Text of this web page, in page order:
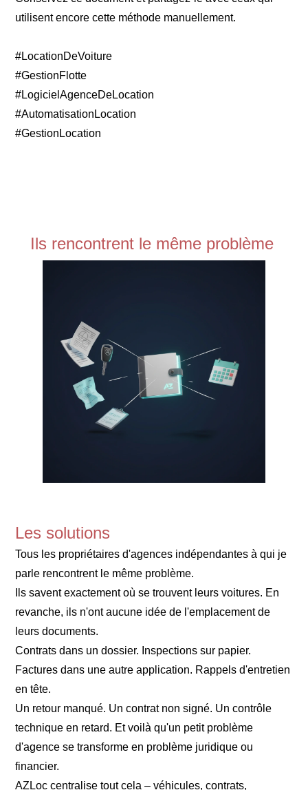
utilisent encore cette méthode manuellement.
#LocationDeVoiture
#GestionFlotte
#LogicielAgenceDeLocation
#AutomatisationLocation
#GestionLocation
Ils rencontrent le même problème
Les solutions
Tous les propriétaires d'agences indépendantes à qui je
parle rencontrent le même problème.
Ils savent exactement où se trouvent leurs voitures. En
revanche, ils n'ont aucune idée de l'emplacement de
leurs documents.
Contrats dans un dossier. Inspections sur papier.
Factures dans une autre application. Rappels d'entretien
en tête.
Un retour manqué. Un contrat non signé. Un contrôle
technique en retard. Et voilà qu'un petit problème
d'agence se transforme en problème juridique ou
financier.
AZLoc centralise tout cela – véhicules, contrats,